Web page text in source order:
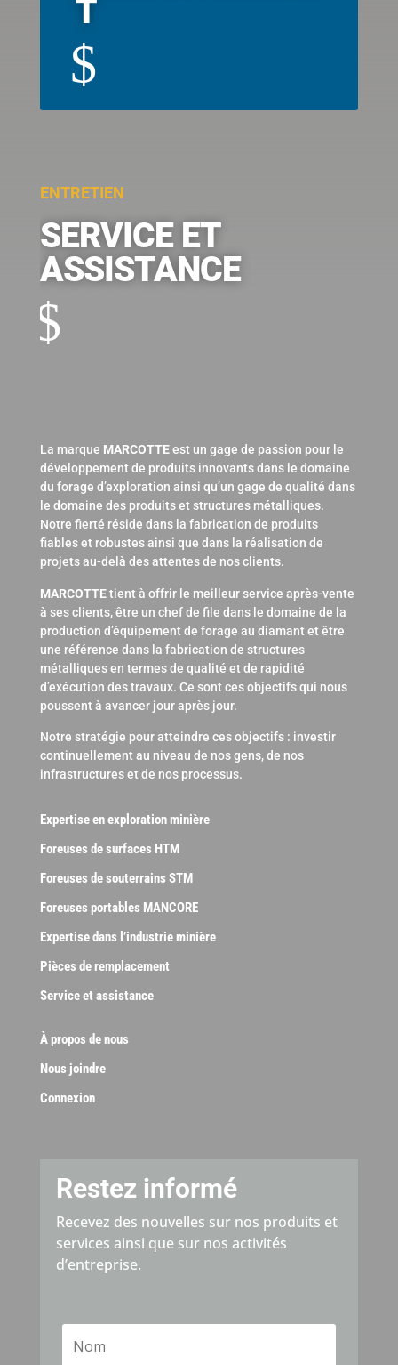
T
$
ENTRETIEN
SERVICE ET
ASSISTANCE
$
La marque MARCOTTEest un gage de passion pour le
développement de produits innovants dans le domaine
du forage d’exploration ainsi qu’un gage de qualité dans
le domaine des produits et structures métalliques.
Notre fierté réside dans la fabrication de produits
fiables et robustes ainsi que dans la réalisation de
projets au-delà des attentes de nos clients.
MARCOTTEtient à offrir le meilleur service après-vente
à ses clients, être un chef de file dans le domaine de la
production d’équipement de forage au diamant et être
une référence dans la fabrication de structures
métalliques en termes de qualité et de rapidité
d’exécution des travaux. Ce sont ces objectifs qui nous
poussent à avancer jour après jour.
Notre stratégie pour atteindre ces objectifs : investir
continuellement au niveau de nos gens, de nos
infrastructures et de nos processus.
Expertise en exploration minière
Foreuses de surfaces HTM
Foreuses de souterrains STM
Foreuses portables MANCORE
Expertise dans l’industrie minière
Pièces de remplacement
Service et assistance
À propos de nous
Nous joindre
Connexion
Restez informé
Recevez des nouvelles sur nos produits et
services ainsi que sur nos activités
d’entreprise.